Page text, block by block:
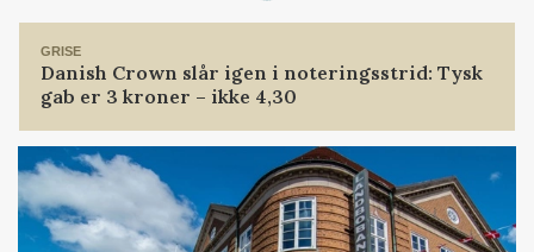
GRISE
Danish Crown slår igen i noteringsstrid: Tysk
gab er 3 kroner – ikke 4,30